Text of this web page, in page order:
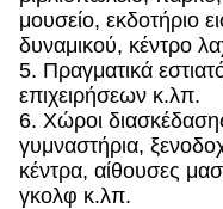
μουσείο, εκδοτήριο
δυναμικού, κέντρο
5. Πραγματικά
επιχειρήσεων κ.λπ.
6. Χώροι
γυμναστήρια,
κέντρα, αίθουσες
γκολφ κ.λπ.